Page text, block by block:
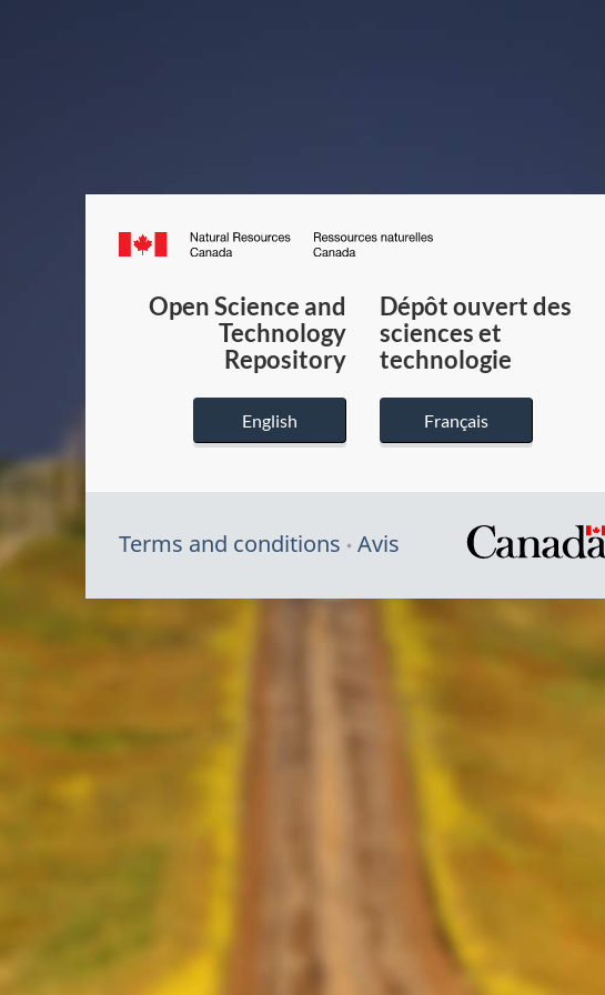
Canada.ca
du
Canada
Open Science and
Technology
Repository
English
Dépôt ouvert des
sciences et
technologie
Français
Terms and conditions Avis